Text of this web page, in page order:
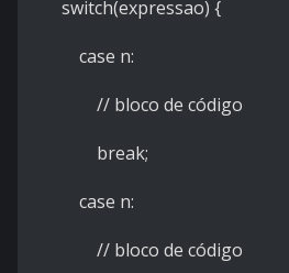
switch(expressao) {
case n:
// bloco de código
break;
case n:
// bloco de código